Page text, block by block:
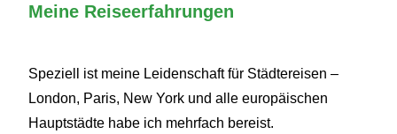
Meine Reiseerfahrungen
Speziell ist meine Leidenschaft für Städtereisen –
London, Paris, New York und alle europäischen
Hauptstädte habe ich mehrfach bereist.